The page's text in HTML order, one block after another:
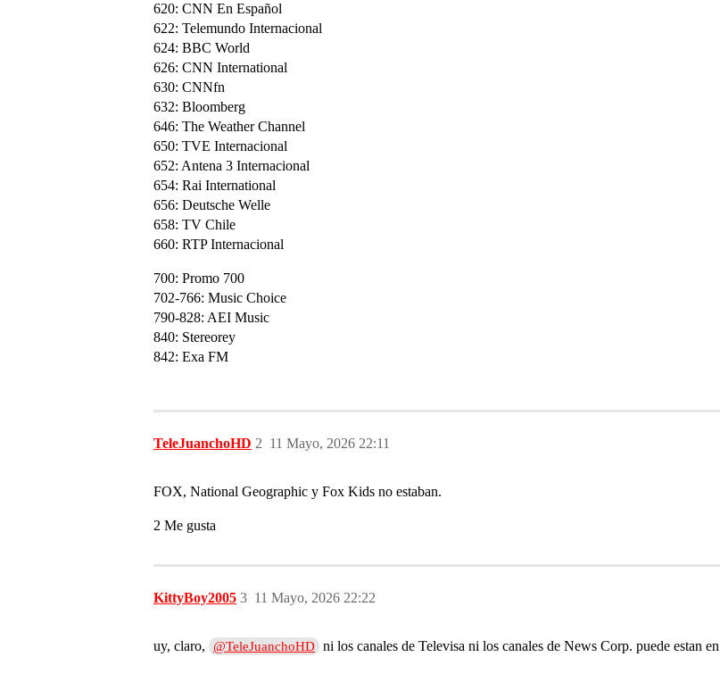
620: CNN En Español
622: Telemundo Internacional
624: BBC World
626: CNN International
630: CNNfn
632: Bloomberg
646: The Weather Channel
650: TVE Internacional
652: Antena 3 Internacional
654: Rai International
656: Deutsche Welle
658: TV Chile
660: RTP Internacional
700: Promo 700
702-766: Music Choice
790-828: AEI Music
840: Stereorey
842: Exa FM
TeleJuanchoHD 11 Mayo, 2026 22:11
2
FOX, National Geographic y Fox Kids no estaban.
2 Me gusta
KittyBoy2005 11 Mayo, 2026 22:22
3
uy, claro, @TeleJuanchoHD ni los canales de Televisa ni los canales de News Corp. puede estan